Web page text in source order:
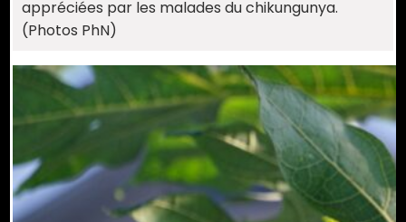
appréciées par les malades du chikungunya.
(Photos PhN)